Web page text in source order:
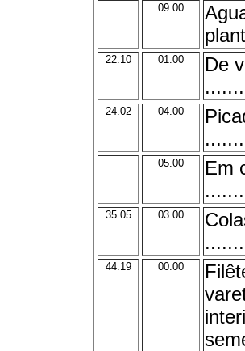
09.00
22.10 01.00
De
24.02 04.00
05.00
Em
35.05 03.00
44.19 00.00